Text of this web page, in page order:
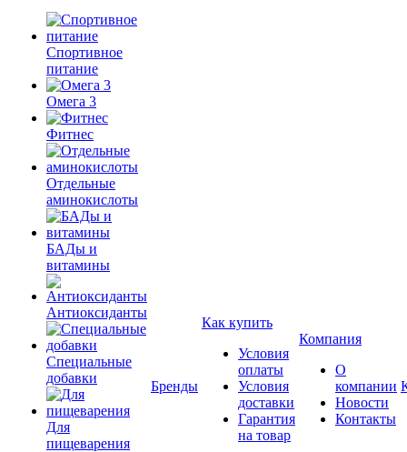
Спортивное
питание
Омега 3
Фитнес
Отдельные
аминокислоты
БАДы и
витамины
Антиоксиданты
Специальные
добавки
Для
пищеварения
Бренды
Как купить
Условия
оплаты
Условия
доставки
Гарантия
на товар
Компания
О
компании
Новости
Контакты